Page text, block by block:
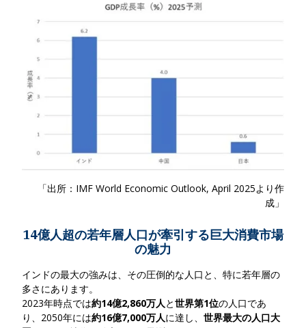
「出所：IMF World Economic Outlook, April 2025より作
成」
14億人超の若年層人口が牽引する巨大消費市場
の魅力
インドの最大の強みは、その圧倒的な人口と、特に若年層の
多さにあります。
2023年時点では約14億2,860万人 と世界第1位の人口であ
り、 2050年には約16億7,000万人に達し、 世界最大の人口大